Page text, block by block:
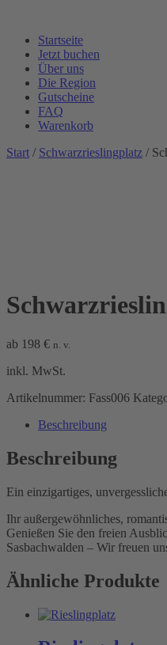
Startseite
Jetzt buchen
Über uns
Die Region
Gutscheine
FAQ
Warenkorb
Start / Schwarzrieslingplatz /
ab 198 € n. v.
inkl. MwSt.
Artikelnummer: Fass006
Beschreibung
Beschreibung
Ein einzigartiges,
Ihr außergewöhnliches,
Genießen Sie den freien
Sasbachwalden – Wir freuen
Ähnliche Produkte